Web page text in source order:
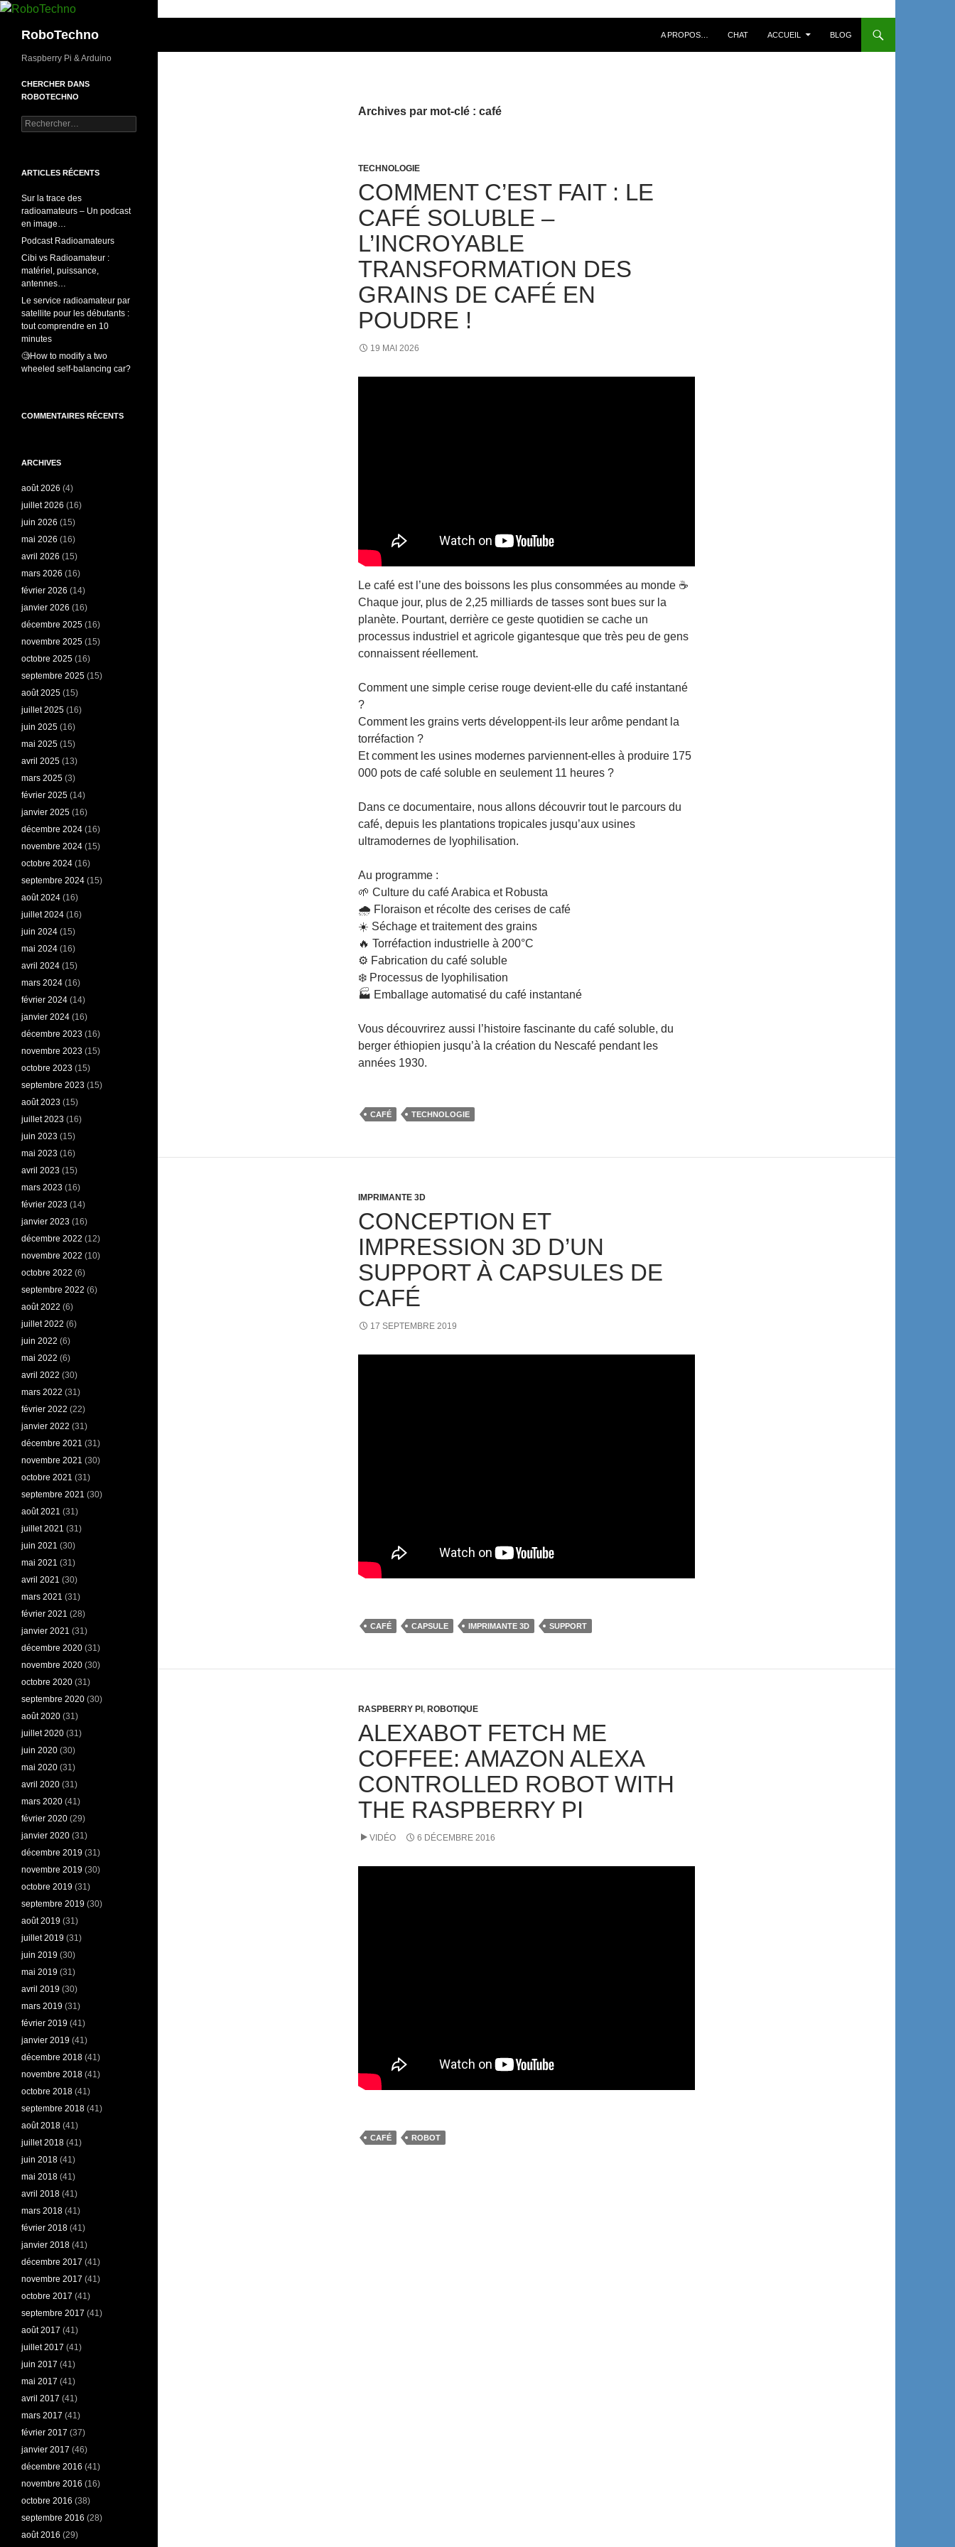
Aller
contenuRoboTechno A PROPOS… CHAT ACCUEIL BLOG
Archives par mot-clé : café
TECHNOLOGIE
COMMENT C’EST FAIT : LE
CAFÉ SOLUBLE –
L’INCROYABLE
TRANSFORMATION DES
GRAINS DE CAFÉ EN
POUDRE !
19 MAI 2026
Le café est l’une des boissons les plus consommées au monde ☕
Chaque jour, plus de 2,25 milliards de tasses sont bues sur la
planète. Pourtant, derrière ce geste quotidien se cache un
processus industriel et agricole gigantesque que très peu de gens
connaissent réellement.
Comment une simple cerise rouge devient-elle du café instantané
?
Comment les grains verts développent-ils leur arôme pendant la
torréfaction ?
Et comment les usines modernes parviennent-elles à produire 175
000 pots de café soluble en seulement 11 heures ?
Dans ce documentaire, nous allons découvrir tout le parcours du
café, depuis les plantations tropicales jusqu’aux usines
ultramodernes de lyophilisation.
Au programme :
🌱 Culture du café Arabica et Robusta
🌧️ Floraison et récolte des cerises de café
☀️ Séchage et traitement des grains
🔥 Torréfaction industrielle à 200°C
⚙️ Fabrication du café soluble
❄️ Processus de lyophilisation
🏭 Emballage automatisé du café instantané
Vous découvrirez aussi l’histoire fascinante du café soluble, du
berger éthiopien jusqu’à la création du Nescafé pendant les
années 1930.
CAFÉ TECHNOLOGIE
IMPRIMANTE 3D
CONCEPTION ET
IMPRESSION 3D D’UN
SUPPORT À CAPSULES DE
CAFÉ
17 SEPTEMBRE 2019
CAFÉ CAPSULE IMPRIMANTE 3D SUPPORT
RASPBERRY PI , ROBOTIQUE
ALEXABOT FETCH ME
COFFEE: AMAZON ALEXA
CONTROLLED ROBOT WITH
THE RASPBERRY PI
VIDÉO 6 DÉCEMBRE 2016
CAFÉ ROBOT
Raspberry Pi & Arduino
CHERCHER DANS
ROBOTECHNO
Rechercher :
ARTICLES RÉCENTS
Sur la trace des
radioamateurs – Un podcast
en image…
Podcast Radioamateurs
Cibi vs Radioamateur :
matériel, puissance,
antennes…
Le service radioamateur par
satellite pour les débutants :
tout comprendre en 10
minutes
🧐How to modify a two
wheeled self-balancing car?
COMMENTAIRES RÉCENTS
ARCHIVES
août 2026 (4)
juillet 2026 (16)
juin 2026 (15)
mai 2026 (16)
avril 2026 (15)
mars 2026 (16)
février 2026 (14)
janvier 2026 (16)
décembre 2025 (16)
novembre 2025 (15)
octobre 2025 (16)
septembre 2025 (15)
août 2025 (15)
juillet 2025 (16)
juin 2025 (16)
mai 2025 (15)
avril 2025 (13)
mars 2025 (3)
février 2025 (14)
janvier 2025 (16)
décembre 2024 (16)
novembre 2024 (15)
octobre 2024 (16)
septembre 2024 (15)
août 2024 (16)
juillet 2024 (16)
juin 2024 (15)
mai 2024 (16)
avril 2024 (15)
mars 2024 (16)
février 2024 (14)
janvier 2024 (16)
décembre 2023 (16)
novembre 2023 (15)
octobre 2023 (15)
septembre 2023 (15)
août 2023 (15)
juillet 2023 (16)
juin 2023 (15)
mai 2023 (16)
avril 2023 (15)
mars 2023 (16)
février 2023 (14)
janvier 2023 (16)
décembre 2022 (12)
novembre 2022 (10)
octobre 2022 (6)
septembre 2022 (6)
août 2022 (6)
juillet 2022 (6)
juin 2022 (6)
mai 2022 (6)
avril 2022 (30)
mars 2022 (31)
février 2022 (22)
janvier 2022 (31)
décembre 2021 (31)
novembre 2021 (30)
octobre 2021 (31)
septembre 2021 (30)
août 2021 (31)
juillet 2021 (31)
juin 2021 (30)
mai 2021 (31)
avril 2021 (30)
mars 2021 (31)
février 2021 (28)
janvier 2021 (31)
décembre 2020 (31)
novembre 2020 (30)
octobre 2020 (31)
septembre 2020 (30)
août 2020 (31)
juillet 2020 (31)
juin 2020 (30)
mai 2020 (31)
avril 2020 (31)
mars 2020 (41)
février 2020 (29)
janvier 2020 (31)
décembre 2019 (31)
novembre 2019 (30)
octobre 2019 (31)
septembre 2019 (30)
août 2019 (31)
juillet 2019 (31)
juin 2019 (30)
mai 2019 (31)
avril 2019 (30)
mars 2019 (31)
février 2019 (41)
janvier 2019 (41)
décembre 2018 (41)
novembre 2018 (41)
octobre 2018 (41)
septembre 2018 (41)
août 2018 (41)
juillet 2018 (41)
juin 2018 (41)
mai 2018 (41)
avril 2018 (41)
mars 2018 (41)
février 2018 (41)
janvier 2018 (41)
décembre 2017 (41)
novembre 2017 (41)
octobre 2017 (41)
septembre 2017 (41)
août 2017 (41)
juillet 2017 (41)
juin 2017 (41)
mai 2017 (41)
avril 2017 (41)
mars 2017 (41)
février 2017 (37)
janvier 2017 (46)
décembre 2016 (41)
novembre 2016 (16)
octobre 2016 (38)
septembre 2016 (28)
août 2016 (29)